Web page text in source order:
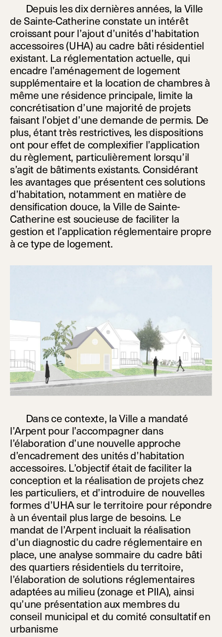
Depuis les dix dernières années, la Ville
de Sainte-Catherine constate un intérêt
croissant pour l’ajout d’unités d’habitation
accessoires (UHA) au cadre bâti résidentiel
existant. La réglementation actuelle, qui
encadre l’aménagement de logement
supplémentaire et la location de chambres à
même une résidence principale, limite la
concrétisation d’une majorité de projets
faisant l’objet d’une demande de permis. De
plus, étant très restrictives, les dispositions
ont pour effet de complexifier l’application
du règlement, particulièrement lorsqu’il
s’agit de bâtiments existants. Considérant
les avantages que présentent ces solutions
d’habitation, notamment en matière de
densification douce, la Ville de Sainte-
Catherine est soucieuse de faciliter la
gestion et l’application réglementaire propre
à ce type de logement.
Dans ce contexte, la Ville a mandaté
l’Arpent pour l’accompagner dans
l’élaboration d’une nouvelle approche
d’encadrement des unités d’habitation
accessoires. L’objectif était de faciliter la
conception et la réalisation de projets chez
les particuliers, et d’introduire de nouvelles
formes d’UHA sur le territoire pour répondre
à un éventail plus large de besoins. Le
mandat de l’Arpent incluait la réalisation
d’un diagnostic du cadre réglementaire en
place, une analyse sommaire du cadre bâti
des quartiers résidentiels du territoire,
l’élaboration de solutions réglementaires
adaptées au milieu (zonage et PIIA), ainsi
qu’une présentation aux membres du
conseil municipal et du comité consultatif en
urbanisme